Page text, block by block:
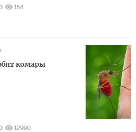
154
комары
12990